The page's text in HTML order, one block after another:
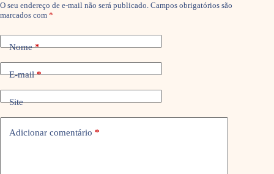
O seu endereço de e-mail não será publicado. Campos obrigatórios são
marcados com *
Nome*
E-mail*
Site
Adicionar comentário *